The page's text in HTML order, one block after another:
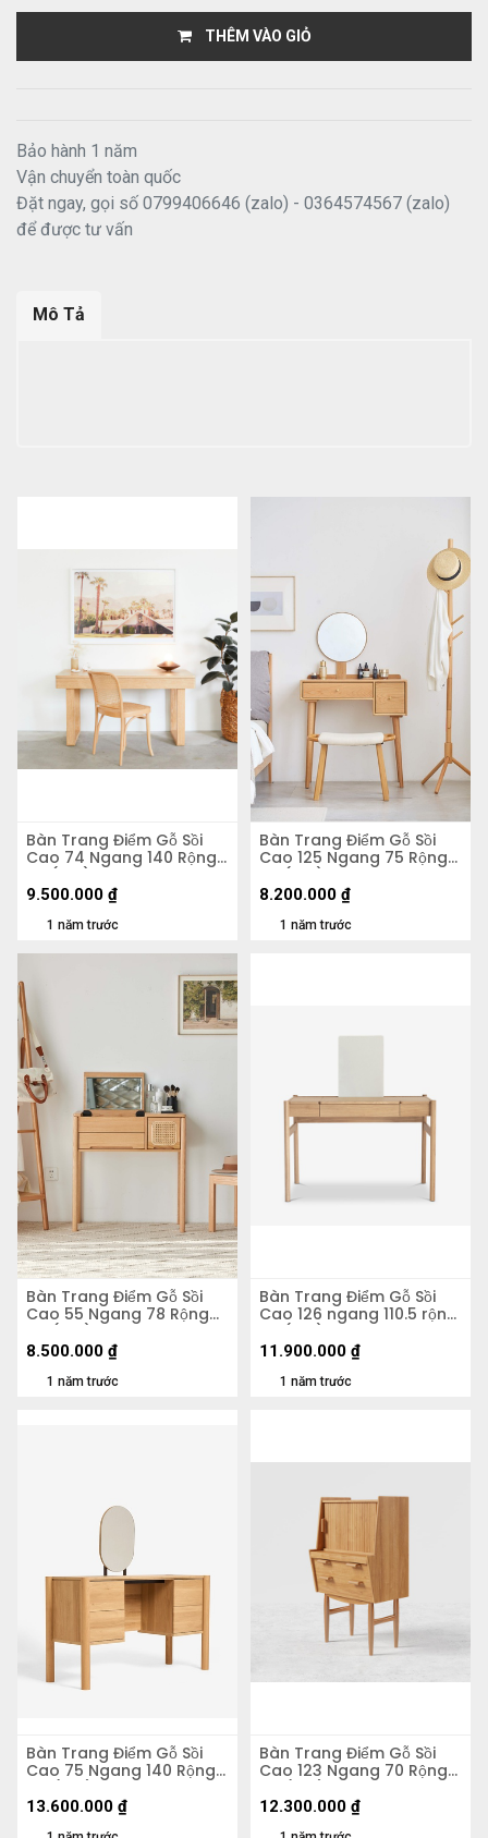
THÊM VÀO GIỎ
Bảo hành 1 năm
Vận chuyển toàn quốc
Đặt ngay, gọi số 0799406646 (zalo) - 0364574567 (zalo)
để được tư vấn
Mô Tả
Bàn Trang Điểm Gỗ Sồi
Cao 74 Ngang 140 Rộng
60 (cm)
1 năm trước
9.500.000 ₫
Bàn Trang Điểm Gỗ Sồi
Cao 125 Ngang 75 Rộng
38 (cm)
1 năm trước
8.200.000 ₫
Bàn Trang Điểm Gỗ Sồi
Cao 55 Ngang 78 Rộng
45 (cm)
1 năm trước
8.500.000 ₫
Bàn Trang Điểm Gỗ Sồi
Cao 126 ngang 110.5 rộng
59 (cm)
1 năm trước
11.900.000 ₫
Bàn Trang Điểm Gỗ Sồi
Cao 75 Ngang 140 Rộng
44 (cm)
13.600.000 ₫
Bàn Trang Điểm Gỗ Sồi
Cao 123 Ngang 70 Rộng
48 (cm)
12.300.000 ₫